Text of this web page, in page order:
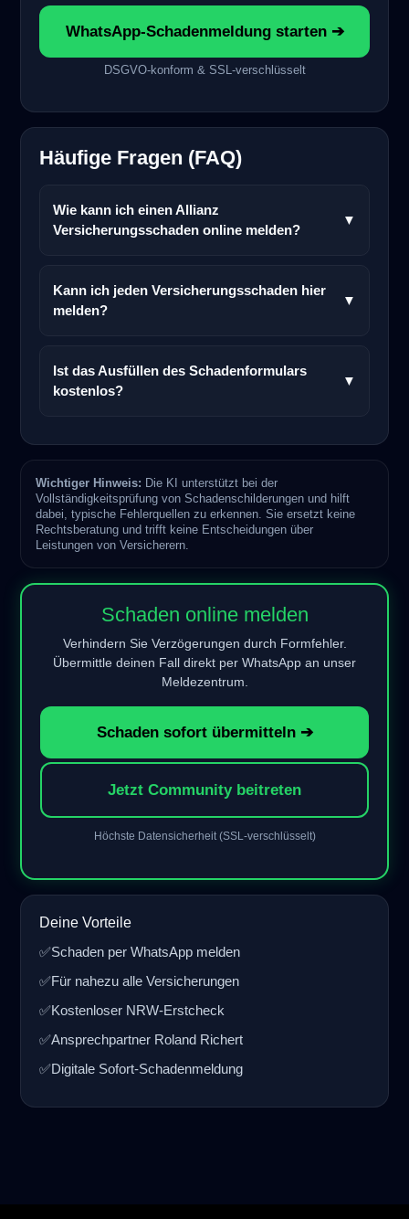
WhatsApp-Schadenmeldung starten ➔
DSGVO-konform & SSL-verschlüsselt
Häufige Fragen (FAQ)
Wie kann ich einen Allianz
Versicherungsschaden online melden?
▼
Kann ich jeden Versicherungsschaden hier
melden?
▼
Ist das Ausfüllen des Schadenformulars
kostenlos?
▼
Wichtiger Hinweis: Die KI unterstützt bei der
Vollständigkeitsprüfung von Schadenschilderungen und hilft
dabei, typische Fehlerquellen zu erkennen. Sie ersetzt keine
Rechtsberatung und trifft keine Entscheidungen über
Leistungen von Versicherern.
Schaden online melden
Verhindern Sie Verzögerungen durch Formfehler.
Übermittle deinen Fall direkt per WhatsApp an unser
Meldezentrum.
Schaden sofort übermitteln ➔
Jetzt Community beitreten
Höchste Datensicherheit (SSL-verschlüsselt)
Deine Vorteile
✅Schaden per WhatsApp melden
✅Für nahezu alle Versicherungen
✅Kostenloser NRW-Erstcheck
✅Ansprechpartner Roland Richert
✅Digitale Sofort-Schadenmeldung